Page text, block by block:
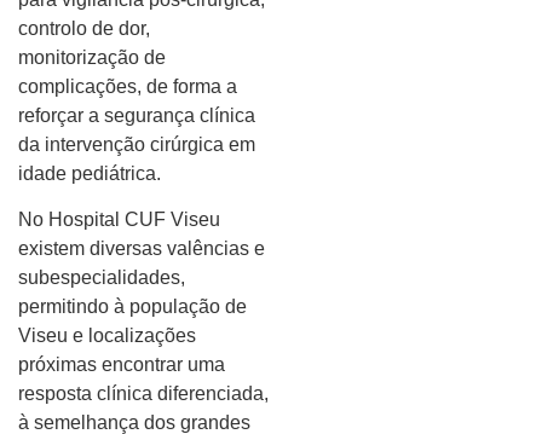
controlo de dor,
monitorização de
complicações, de forma a
reforçar a segurança clínica
da intervenção cirúrgica em
idade pediátrica.
No Hospital CUF Viseu
existem diversas valências e
subespecialidades,
permitindo à população de
Viseu e localizações
próximas encontrar uma
resposta clínica diferenciada,
à semelhança dos grandes